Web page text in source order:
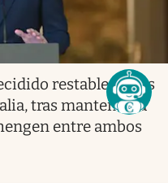
restablecer los
tras mantener la
entre ambos